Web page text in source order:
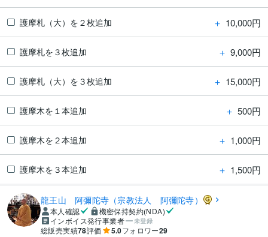
護摩札（大）を２枚追加 ＋ 10,000円
護摩札を３枚追加 ＋ 9,000円
護摩札（大）を３枚追加 ＋ 15,000円
護摩木を１本追加 ＋ 500円
護摩木を２本追加 ＋ 1,000円
護摩木を３本追加 ＋ 1,500円
龍王山 阿彌陀寺（宗教法人 阿彌陀寺）
本人確認
機密保持契約(NDA)
インボイス発行事業者
未登録
総販売実績78評価 5.0フォロワー29